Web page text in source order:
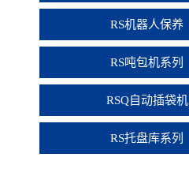
RS机器人保养
RS吨包机系列
RSQ自动插袋机
RS托盘库系列